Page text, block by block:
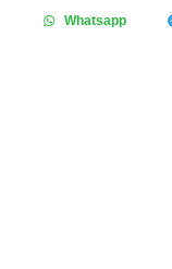
Whatsapp